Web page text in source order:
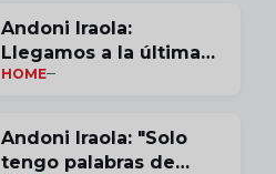
Andoni Iraola:
Llegamos a la última
jornada con opciones |
HOME
Andoni Iraola: "Solo
tengo palabras de